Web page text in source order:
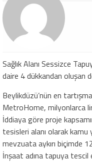
Sağlık Alanı Sessizce
daire 4 dükkandan oluşan
Beylikdüzü’nün en
MetroHome, milyonlarca
İddiaya göre proje
tesisleri alanı olarak
mevzuata aykırı biçimde
İnşaat adına tapuya tescil